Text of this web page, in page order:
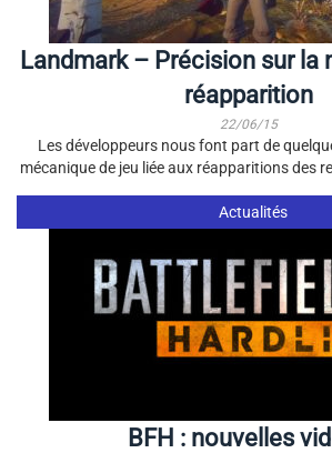
Landmark – Précision sur la
réapparition
22/06/15
Les développeurs nous font part de
mécanique de jeu liée aux réapparitions des
Actualités
BFH : nouvelles